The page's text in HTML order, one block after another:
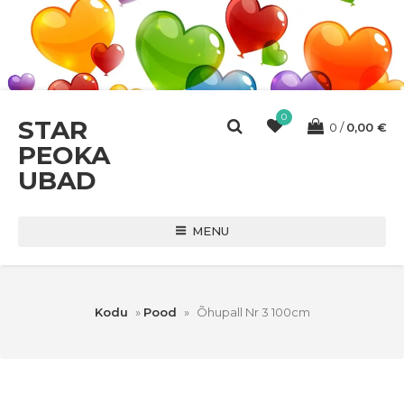
STAR
PEOKA
UBAD
0
0 0,00 €
MENU
Kodu » Pood » Õhupall Nr 3 100cm